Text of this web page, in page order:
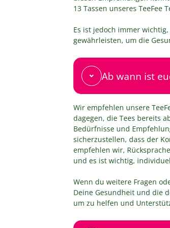
13 Tassen unseres TeeFee
Es ist jedoch immer
gewährleisten, um die
Ab wann ist
Wir empfehlen unsere
dagegen, die Tees bereits
Bedürfnisse und
sicherzustellen, dass der
empfehlen wir,
und es ist wichtig,
Wenn du weitere Fragen
Deine Gesundheit und die
um zu helfen und